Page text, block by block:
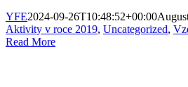
YFE2024-09-26T10:48:52+00:00
Aktivity v roce 2019, Uncategorized,
Read More